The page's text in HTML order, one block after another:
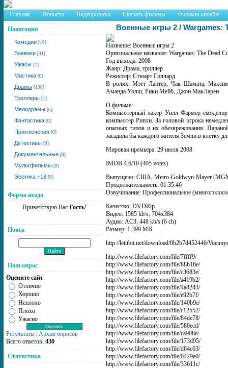
Главная Новости Видеоролики Скачать фильмы Фильмы онлайн
Навигация
Комедии [16]
Боевики [31]
Ужасы [7]
Мистика [0]
Драмы [138]
Триллеры [1]
Мелодрамы [0]
Фантастика [0]
Приключения [0]
Детективы [0]
Документальные [0]
Мультфильмы [0]
Эротика +18 [0]
Форма входа
Приветствую Вас Гость!
Поиск
Наш опрос
Оцените сайт
Отлично
Хорошо
Неплохо
Плохо
Ужасно
Результаты Архив опросов
Всего ответов: 430
Статистика
Военные игры 2 / Wargames:
Название: Военные игры 2
Оригинальное название: Wargames: The Dead
Год выхода: 2008
Жанр: Драма, триллер
Режиссер: Стюарт Гиллард
В ролях: Мэтт Лантер, Чак Шамата,
Аманда Уолш, Рики Мейб, Джон МакЛарен
О фильме:
Компьютерный хакер Уилл Фармер
компьютер Рипли. За головой игрока
опасных типов и их обезвреживания.
засадила бы каждого жителя Земли в клетку
Мировaя премьерa: 29 июля 2008
IMDB 4.6/10 (405 votes)
Выпущено: США, Metro-Goldwyn-Mayer
Продолжительность: 01:35:46
Озвучивание: Профессиональное
Качество: DVDRip
Видео: 1585 kb/s, 704x384
Аудио: AC3, 448 kb/s (6 ch)
Размер: 1,399 MB
http://letitbit.net/download/0b2b7d452446/
http://www.filefactory.com/file/7ffff9/
http://www.filefactory.com/file/88b16e/
http://www.filefactory.com/file/c3683e/
http://www.filefactory.com/file/a419b2/
http://www.filefactory.com/file/4a8243/
http://www.filefactory.com/file/e92b7f/
http://www.filefactory.com/file/140b9e/
http://www.filefactory.com/file/c12552/
http://www.filefactory.com/file/84de78/
http://www.filefactory.com/file/580ecd/
http://www.filefactory.com/file/ca908e/
http://www.filefactory.com/file/173d95/
http://www.filefactory.com/file/d64c63/
http://www.filefactory.com/file/0429e0/
http://www.filefactory.com/file/33611c/